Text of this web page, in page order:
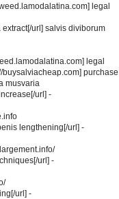
legal
url] salvis diviborum
legal
purchase
musvaria
url] -
lengthening[/url] -
url] -
url] -